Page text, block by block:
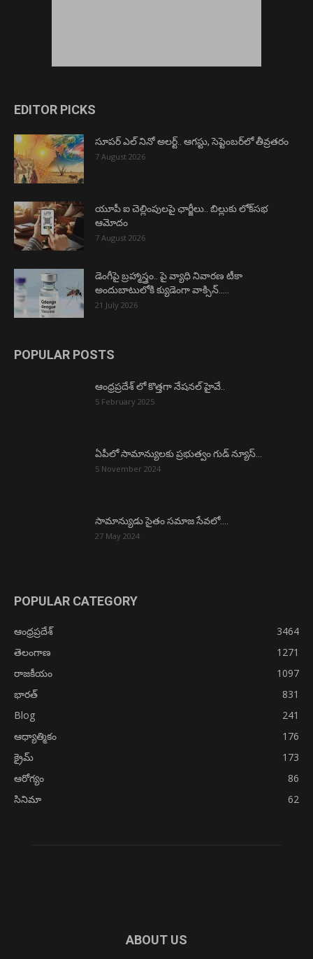
EDITOR PICKS
సూపర్ ఎల్ నినో అలర్ట్.. ఆగస్టు, సెప్టెంబర్‌లో తీవ్రతరం
7 August 2026
యూపీ ఐ చెల్లింపులపై ఛార్జీలు.. బిల్లుకు లోక్‌సభ
ఆమోదం
7 August 2026
డెంగీపై బ్రహ్మాస్త్రం.. పై వ్యాధి నివారణ టీకా
అందుబాటులోకి క్యుడెంగా వాక్సిన్…..
21 July 2026
POPULAR POSTS
ఆంధ్రప్రదేశ్ లో కొత్తగా నేషనల్ హైవే..
5 February 2025
ఏపీలో సామాన్యులకు ప్రభుత్వం గుడ్ న్యూస్…
5 November 2024
సామాన్యుడు సైతం సమాజ సేవలో….
27 May 2024
POPULAR CATEGORY
ఆంధ్రప్రదేశ్
3464
తెలంగాణ
1271
రాజకీయం
1097
భారత్
831
Blog
241
ఆధ్యాత్మికం
176
క్రైమ్
173
ఆరోగ్యం
86
సినిమా
62
ABOUT US